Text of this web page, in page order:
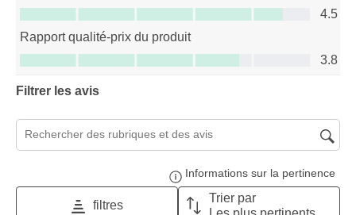
Qualité du produit, 4.5 sur 5
4.5
Rapport qualité-prix du produit
Rapport qualité-prix du produit, 3.8 sur 5
3.8
Filtrer les avis
Zone de recherche de sujet et d'avis
Informations sur la pertinence
filtres
Trier par